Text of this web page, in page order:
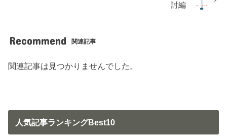
討編
Recommend 関連記事
関連記事は見つかりませんでした。
人気記事ランキングBest10